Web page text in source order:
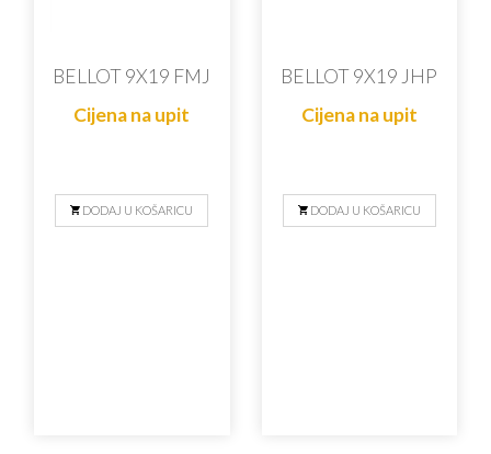
BELLOT 9X19 FMJ
Cijena na upit
DODAJ U KOŠARICU
BELLOT 9X19 JHP
Cijena na upit
DODAJ U KOŠARICU